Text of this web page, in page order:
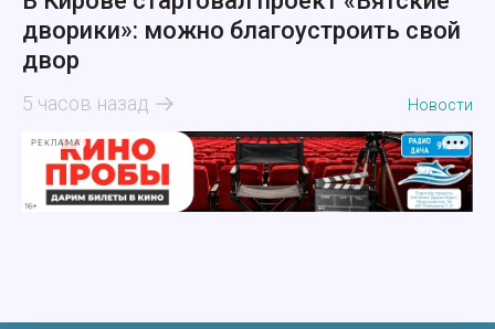
дворики»: можно благоустроить свой
двор
5 часов назад Новости
РЕКЛАМА